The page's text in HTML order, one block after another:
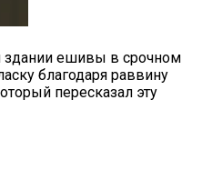
здании ешивы в срочном
благодаря раввину
пересказал эту